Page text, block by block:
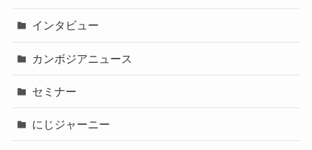
インタビュー
カンボジアニュース
セミナー
にじジャーニー